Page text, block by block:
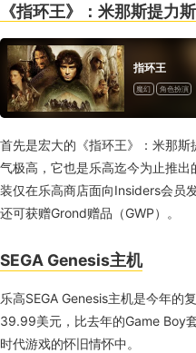
《指环王》：米那斯提力斯
指环王
魔幻 角色扮演
首先是宏大的《指环王》：米那
气极高，它也是乐高迄今为止推
装仅在乐高商店面向Insiders会员
还可获赠Grond赠品（GWP）。
SEGA Genesis主机
乐高SEGA Genesis主机是今年的
39.99美元，比去年的Game Boy
时代游戏的怀旧情怀中。